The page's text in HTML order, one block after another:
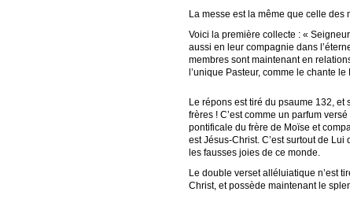
La messe est la même que celle des
Voici la première collecte : «
aussi en leur compagnie dans
membres sont maintenant en
l’unique Pasteur, comme le chante le
Le répons est tiré du psaume 132,
frères ! C’est comme un parfum
pontificale du frère de Moïse et
est Jésus-Christ. C’est surtout de
les fausses joies de ce monde.
Le double verset alléluiatique n’est
Christ, et possède maintenant le